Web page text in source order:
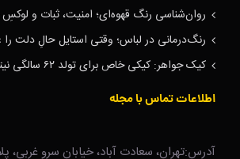
روان‌شناسی رنگ قهوه‌ای؛ امنیت، ثبات و
رنگ‌درمانی در لباس؛ وقتی استایل حالِ دلت
کیک جواهر: کیکی خاص برای تولد ۶۲ سالگی نیتا آمبانی
اطلاعات تماس با مجله
آدرس:تهران، سعادت آباد، خیابان سرو غربی، پلاک